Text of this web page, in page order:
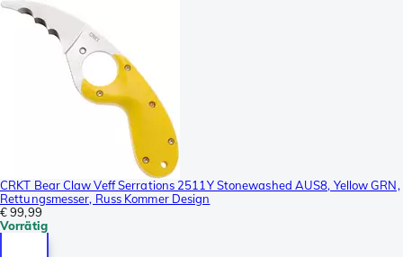
CRKT Bear Claw Veff Serrations 2511Y Stonewashed AUS8, Yellow GRN,
Rettungsmesser, Russ Kommer Design
€ 99,99
Vorrätig